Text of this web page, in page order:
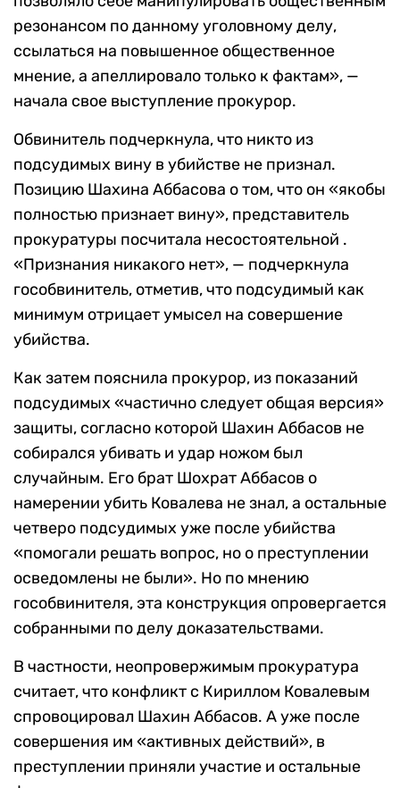
резонансом по данному уголовному делу,
ссылаться на повышенное общественное
мнение, а апеллировало только к фактам», —
начала свое выступление прокурор.
Обвинитель подчеркнула, что никто из
подсудимых вину в убийстве не признал.
Позицию Шахина Аббасова о том, что он «якобы
полностью признает вину», представитель
прокуратуры посчитала несостоятельной .
«Признания никакого нет», — подчеркнула
гособвинитель, отметив, что подсудимый как
минимум отрицает умысел на совершение
убийства.
Как затем пояснила прокурор, из показаний
подсудимых «частично следует общая версия»
защиты, согласно которой Шахин Аббасов не
собирался убивать и удар ножом был
случайным. Его брат Шохрат Аббасов о
намерении убить Ковалева не знал, а остальные
четверо подсудимых уже после убийства
«помогали решать вопрос, но о преступлении
осведомлены не были». Но по мнению
гособвинителя, эта конструкция опровергается
собранными по делу доказательствами.
В частности, неопровержимым прокуратура
считает, что конфликт с Кириллом Ковалевым
спровоцировал Шахин Аббасов. А уже после
совершения им «активных действий», в
преступлении приняли участие и остальные